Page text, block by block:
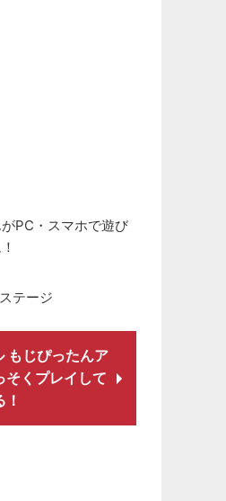
PC・スマホで遊び
テージ
もじぴったんア
そくプレイして